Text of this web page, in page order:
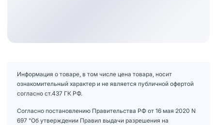
Информация о товаре, в том числе цена товара, носит
ознакомительный характер и не является публичной офертой
согласно ст.437 ГК РФ.
Согласно постановлению Правительства РФ от 16 мая 2020 N
697 "Об утверждении Правил выдачи разрешения на